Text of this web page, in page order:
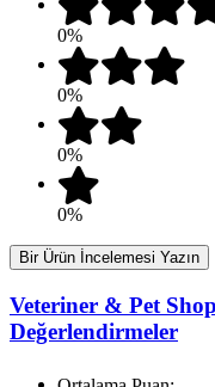
0%
0%
0%
0%
Bir Ürün İncelemesi Yazın
Veteriner & Pet
Değerlendirmeler